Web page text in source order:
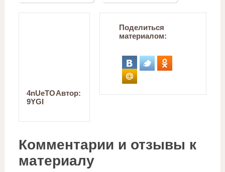
Автор:
4nUeTO
9YGI
Поделиться
материалом:
Комментарии и отзывы к
материалу